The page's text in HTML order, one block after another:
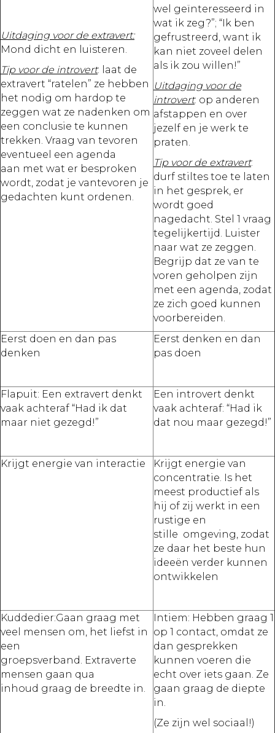
Uitdaging voor de extravert:
Mond dicht en luisteren.
Tip voor de introvert: laat de
extravert “ratelen” ze hebben
het nodig om hardop te
zeggen wat ze nadenken om
een conclusie te kunnen
trekken. Vraag van tevoren
eventueel een agenda
aan met wat er besproken
wordt, zodat je vantevoren je
gedachten kunt ordenen.
wel geïnteresseerd in
wat ik zeg?”; “Ik ben
gefrustreerd, want ik
kan niet zoveel delen
als ik zou willen!”
Uitdaging voor de
introvert: op anderen
afstappen en over
jezelf en je werk te
praten.
Tip voor de extravert:
durf stiltes toe te laten
in het gesprek, er
wordt goed
nagedacht. Stel 1 vraag
tegelijkertijd. Luister
naar wat ze zeggen.
Begrijp dat ze van te
voren geholpen zijn
met een agenda, zodat
ze zich goed kunnen
voorbereiden.
Eerst doen en dan pas
denken
Eerst denken en dan
pas doen
Flapuit: Een extravert denkt
vaak achteraf “Had ik dat
maar niet gezegd!”
Een introvert denkt
vaak achteraf: “Had ik
dat nou maar gezegd!”
Krijgt energie van interactie
Krijgt energie van
concentratie. Is het
meest productief als
hij of zij werkt in een
rustige en
stille omgeving, zodat
ze daar het beste hun
ideeën verder kunnen
ontwikkelen
Kuddedier:Gaan graag met
veel mensen om, het liefst in
een
groepsverband. Extraverte
mensen gaan qua
inhoud graag de breedte in.
Intiem: Hebben graag 1
op 1 contact, omdat ze
dan gesprekken
kunnen voeren die
echt over iets gaan. Ze
gaan graag de diepte
in.
(Ze zijn wel sociaal!)